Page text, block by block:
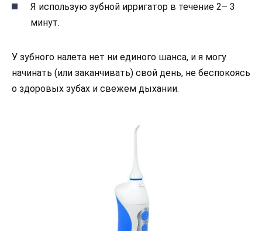
Я использую зубной ирригатор в течение 2– 3
минут.
У зубного налета нет ни единого шанса, и я могу
начинать (или заканчивать) свой день, не беспокоясь
о здоровых зубах и свежем дыхании.